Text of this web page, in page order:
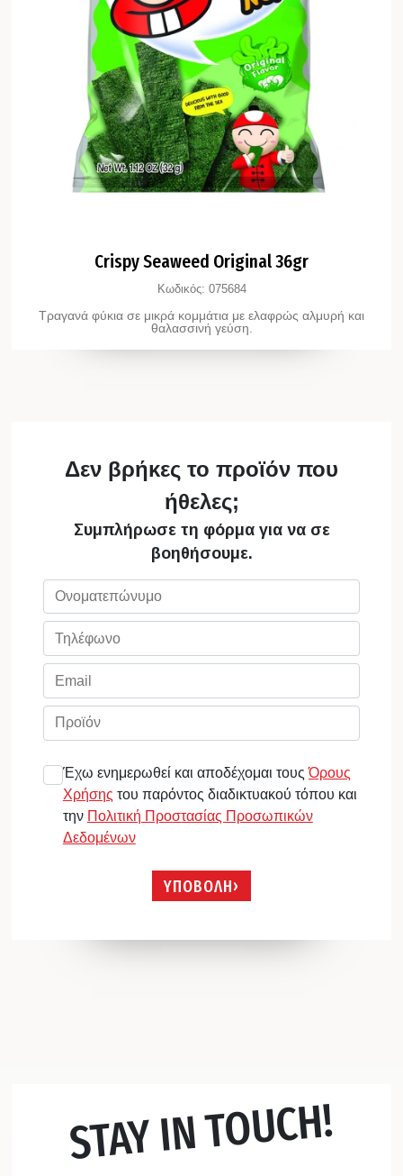
Crispy Seaweed Original 36gr
Κωδικός: 075684
Τραγανά φύκια σε μικρά κομμάτια με ελαφρώς αλμυρή και
θαλασσινή γεύση.
Δεν βρήκες το προϊόν που
ήθελες;
Συμπλήρωσε τη φόρμα για να σε
βοηθήσουμε.
Έχω ενημερωθεί και αποδέχομαι τουςΌρους
Χρήσης του παρόντος διαδικτυακού τόπου και
την Πολιτική Προστασίας Προσωπικών
Δεδομένων
ΥΠΟΒΟΛΗ
STAY IN TOUCH!